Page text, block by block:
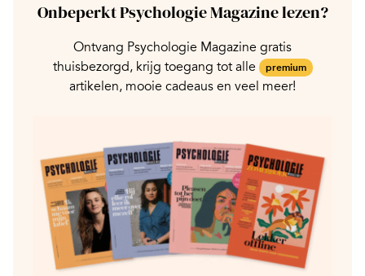
Onbeperkt Psychologie Magazine lezen?
Ontvang Psychologie Magazine gratis
thuisbezorgd, krijg toegang tot alle
premium
artikelen, mooie cadeaus en veel meer!